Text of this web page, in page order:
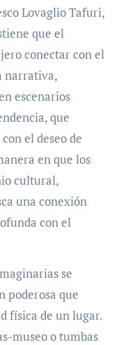
Lovaglio Tafuri,
que el
conectar con el
narrativa,
escenarios
que
el deseo de
en que los
cultural,
una conexión
con el
se
poderosa que
física de un lugar.
museo o tumbas